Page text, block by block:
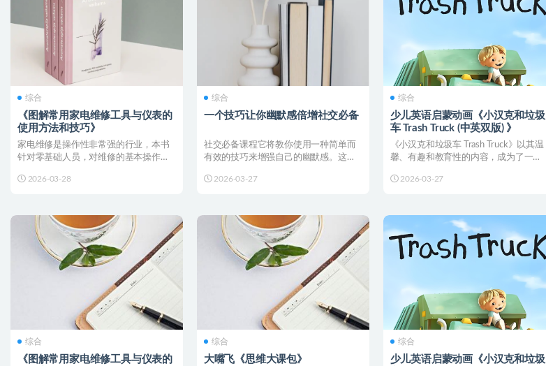
综合
《图解常用家电维修工具与仪表的
使用方法和技巧》
家电维修是操作性非常强的行业，本书
针对零基础人员，对维修的基本操作技
2026-03-28
综合
一个技巧让你幽默感倍增社交必备
社交必备课程它将教你使用一种简单而
有效的技巧来增强自己的幽默感。这个
2026-03-27
综合
少儿英语启蒙动画《小汉克和垃圾
车 Trash Truck (中英双版) 》
《小汉克和垃圾车 Trash Truck》以其温
馨、有趣和教育性的内容，成为了一部
2026-03-27
综合
《图解常用家电维修工具与仪表的
综合
大嘴飞《思维大课包》
综合
少儿英语启蒙动画《小汉克和垃圾